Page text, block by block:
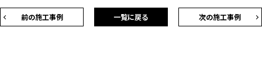
前の施工事例 次の施工事例
一覧に戻る